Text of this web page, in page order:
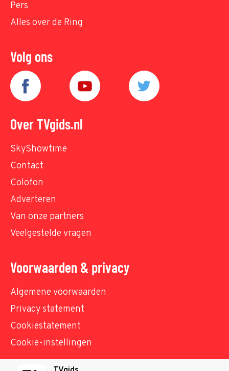
Pers
Alles over de Ring
Volg ons
Over TVgids.nl
SkyShowtime
Contact
Colofon
Adverteren
Van onze partners
Veelgestelde vragen
Voorwaarden & privacy
Algemene voorwaarden
Privacy statement
Cookiestatement
Cookie-instellingen